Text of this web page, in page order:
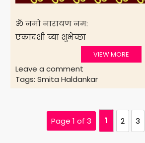
ॐ नमो नारायण नम:
एकादशी च्या शुभेच्छा
VIEW MORE
Leave a comment
Tags: Smita Haldankar
Page 1 of 3 1 2 3